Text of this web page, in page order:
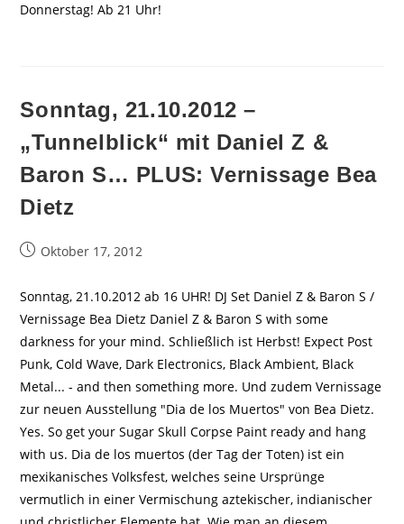
Donnerstag! Ab 21 Uhr!
Sonntag, 21.10.2012 –
„Tunnelblick“ mit Daniel Z &
Baron S… PLUS: Vernissage Bea
Dietz
BeitragOktober 17, 2012
Sonntag, 21.10.2012 ab 16 UHR! DJ Set Daniel Z & Baron S /
Vernissage Bea Dietz Daniel Z & Baron S with some
darkness for your mind. Schließlich ist Herbst! Expect Post
Punk, Cold Wave, Dark Electronics, Black Ambient, Black
Metal... - and then something more. Und zudem Vernissage
zur neuen Ausstellung "Dia de los Muertos" von Bea Dietz.
Yes. So get your Sugar Skull Corpse Paint ready and hang
with us. Dia de los muertos (der Tag der Toten) ist ein
mexikanisches Volksfest, welches seine Ursprünge
vermutlich in einer Vermischung aztekischer, indianischer